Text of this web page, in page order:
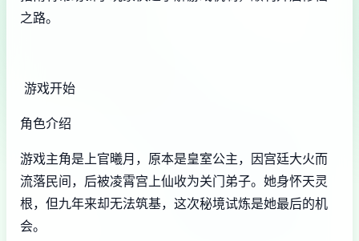
之路。
游戏开始
角色介绍
游戏主角是上官曦月，原本是皇室公主，因宫廷大火而
流落民间，后被凌霄宫上仙收为关门弟子。她身怀天灵
根，但九年来却无法筑基，这次秘境试炼是她最后的机
会。